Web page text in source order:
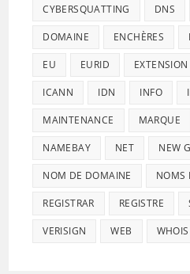
CYBERSQUATTING DNS
DOMAINE ENCHÈRES
EU EURID EXTENSION
ICANN IDN INFO
MAINTENANCE MARQUE
NAMEBAY NET NEW
NOM DE DOMAINE NOMS
REGISTRAR REGISTRE
VERISIGN WEB WHOIS